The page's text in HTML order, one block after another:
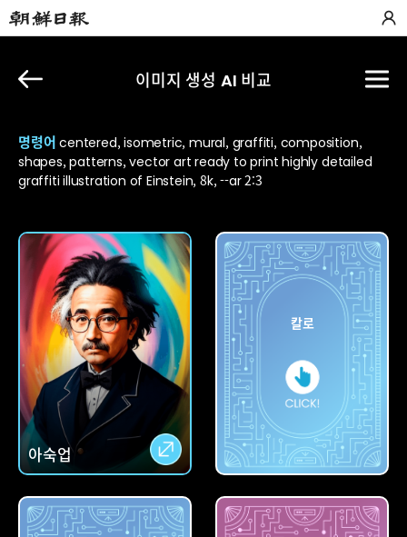
이미지 생성 AI 비교
명령어 centered, isometric, mural, graffiti, composition,
shapes, patterns, vector art ready to print highly detailed
graffiti illustration of Einstein, 8k, --ar 2:3
아숙업
아숙업
칼로
칼로